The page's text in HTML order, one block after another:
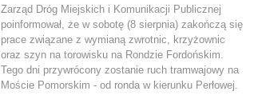
Zarząd Dróg Miejskich i Komunikacji Publicznej
poinformował, że w sobotę (8 sierpnia) zakończą się
prace związane z wymianą zwrotnic, krzyżownic
oraz szyn na torowisku na Rondzie Fordońskim.
Tego dni przywrócony zostanie ruch tramwajowy na
Moście Pomorskim - od ronda w kierunku Perłowej.